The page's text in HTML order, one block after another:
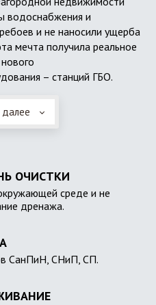
водоснабжения и
и не наносили ущерба
мечта получила реальное
– станций ГБО.
ОЧИСТКИ
среде и не
дренажа.
СанПиН, СНиП, СП.